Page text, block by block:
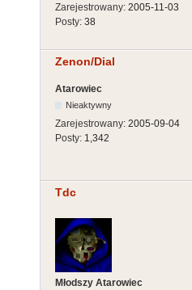
Zarejestrowany: 2005-11-03
Posty: 38
Zenon/Dial
Atarowiec
Nieaktywny
Zarejestrowany: 2005-09-04
Posty: 1,342
Tdc
Młodszy Atarowiec